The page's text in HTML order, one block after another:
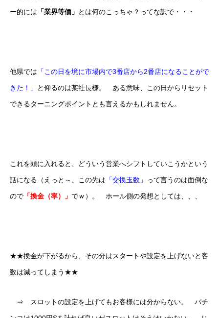
ー的には 「業界等価」 とは何のこっちゃ？ってな訳で・・・
他県では 「この日を境に市場内で3番店から2番店になることがで
きた！」 と仰るのは某社長様。 ある意味、この日からリセット
できるターニングポイントとも言えるかもしれません。
これを頭に入れると、どういう営業へシフトしていこうかという
話になる（えっと～、この先は 「交換玉数」 って言うのは面倒な
ので 「換金（率）」 でｗ）。 ホール側の発想としては、、、
★★換金が下がるから、その分はスタートや設定を上げないと客
数は減ってしまう★★
⇒ スロットの設定を上げてもお客様には分からない。 パチ